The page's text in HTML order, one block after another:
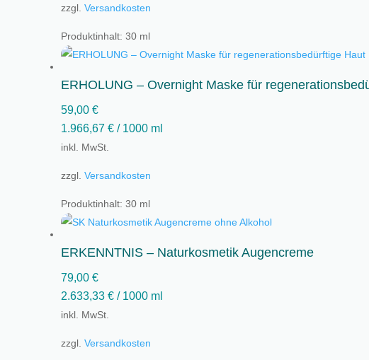
zzgl. Versandkosten
Produktinhalt: 30 ml
ERHOLUNG – Overnight Maske für
59,00 €
1.966,67 € / 1000 ml
inkl. MwSt.
zzgl. Versandkosten
Produktinhalt: 30 ml
ERKENNTNIS – Naturkosmetik Augencreme
79,00 €
2.633,33 € / 1000 ml
inkl. MwSt.
zzgl. Versandkosten